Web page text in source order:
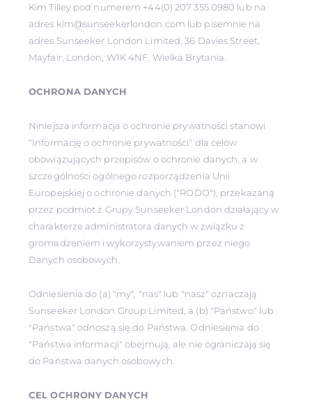
Kim Tilley pod numerem +44(0) 207 355 0980 lub na
adres kim@sunseekerlondon.com lub pisemnie na
adres Sunseeker London Limited, 36 Davies Street,
Mayfair, London, W1K 4NF, Wielka Brytania.
OCHRONA DANYCH
Niniejsza informacja o ochronie prywatności stanowi
"Informację o ochronie prywatności" dla celów
obowiązujących przepisów o ochronie danych, a w
szczególności ogólnego rozporządzenia Unii
Europejskiej o ochronie danych ("RODO"), przekazaną
przez podmiot z Grupy Sunseeker London działający w
charakterze administratora danych w związku z
gromadzeniem i wykorzystywaniem przez niego
Danych osobowych.
Odniesienia do (a) "my", "nas" lub "nasz" oznaczają
Sunseeker London Group Limited, a (b) "Państwo" lub
"Państwa" odnoszą się do Państwa. Odniesienia do
"Państwa informacji" obejmują, ale nie ograniczają się
do Państwa danych osobowych.
CEL OCHRONY DANYCH